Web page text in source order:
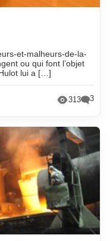
et-malheurs-de-la-
ou qui font l’objet
lui a […]
313 3